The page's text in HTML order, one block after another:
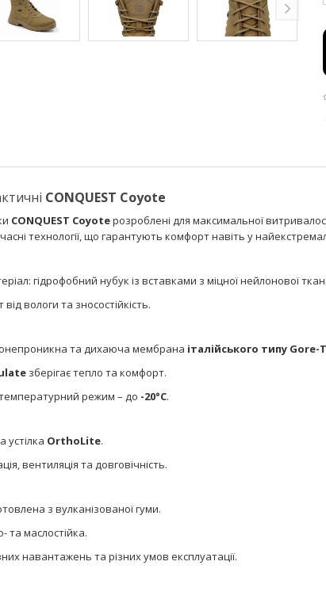
CONQUEST Coyote
CONQUEST Coyoteрозроблені для максимальної
технології, що гарантують комфорт навіть у
гідрофобний нубук із вставками з міцної нейлонової
вологи та зносостійкість.
та дихаюча мембрана італійського типу Gore-
зберігає тепло та комфорт.
режим – до -20°C.
устілка OrthoLite.
вентиляція та довговічність.
з вулканізованої гуми.
та маслостійка.
навантажень та різних умов експлуатації.